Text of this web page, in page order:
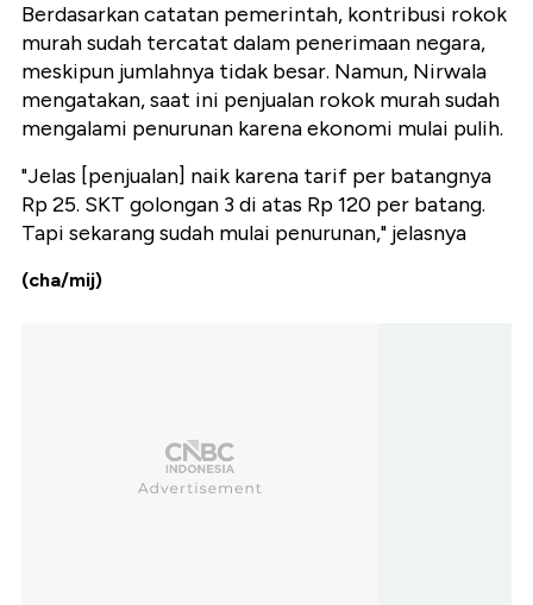
Berdasarkan catatan pemerintah, kontribusi rokok
murah sudah tercatat dalam penerimaan negara,
meskipun jumlahnya tidak besar. Namun, Nirwala
mengatakan, saat ini penjualan rokok murah sudah
mengalami penurunan karena ekonomi mulai pulih.
"Jelas [penjualan] naik karena tarif per batangnya
Rp 25. SKT golongan 3 di atas Rp 120 per batang.
Tapi sekarang sudah mulai penurunan," jelasnya
(cha/mij)